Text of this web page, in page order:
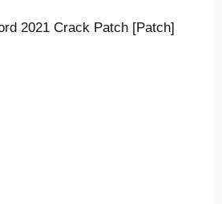
2021 Crack Patch [Patch]